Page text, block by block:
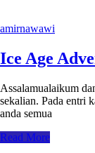
amirnawawi
Ice Age
Assalamualaikum
sekalian. Pada entri
anda semua
Read More